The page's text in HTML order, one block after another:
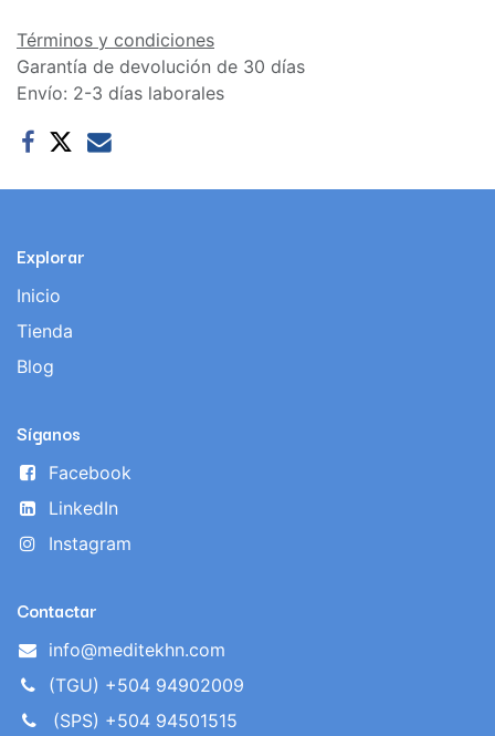
Términos y condiciones
Garantía de devolución de 30 días
Envío: 2-3 días laborales
Explorar
Inicio
Tienda
Blog
Síganos
Facebook
LinkedIn
Instagram
Contactar
info@meditekhn.com
(TGU) +504 94902009
(SPS) +504 94501515